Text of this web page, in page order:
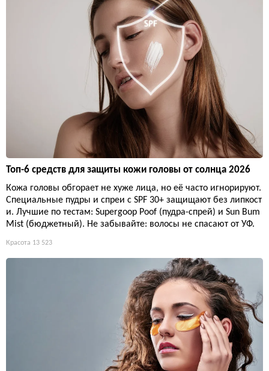
Топ-6 средств для защиты кожи головы от солнца 2026
Кожа головы обгорает не хуже лица, но её часто игнорируют.
Специальные пудры и спреи с SPF 30+ защищают без липкост
и. Лучшие по тестам: Supergoop Poof (пудра-спрей) и Sun Bum
Mist (бюджетный). Не забывайте: волосы не спасают от УФ.
Красота 13 523